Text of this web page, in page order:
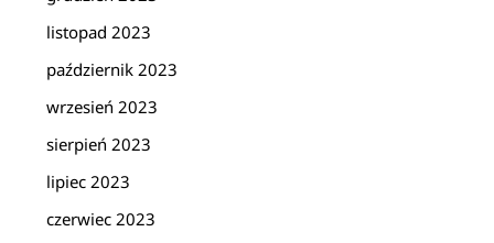
listopad 2023
październik 2023
wrzesień 2023
sierpień 2023
lipiec 2023
czerwiec 2023